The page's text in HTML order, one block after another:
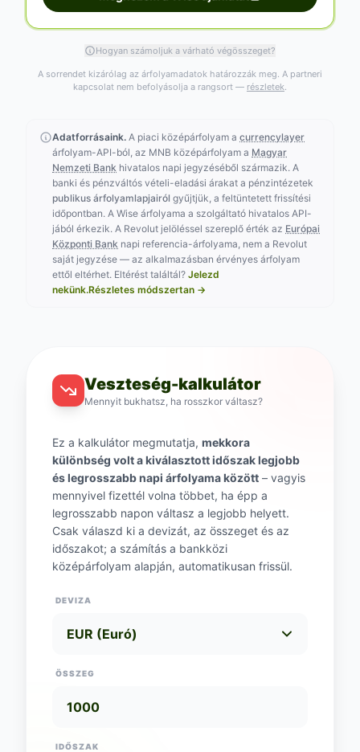
Hogyan számoljuk a várható végösszeget?
A sorrendet kizárólag az árfolyamadatok határozzák meg. A partneri
kapcsolat nem befolyásolja a rangsort — részletek.
Adatforrásaink. A piaci középárfolyam a currencylayer
árfolyam-API-ból, az MNB középárfolyam a Magyar
Nemzeti Bank hivatalos napi jegyzéséből származik. A
banki és pénzváltós vételi-eladási árakat a pénzintézetek
publikus árfolyamlapjairól gyűjtjük, a feltüntetett frissítési
időpontban. A Wise árfolyama a szolgáltató hivatalos API-
jából érkezik. A Revolut jelöléssel szereplő érték az Európai
Központi Bank napi referencia-árfolyama, nem a Revolut
saját jegyzése — az alkalmazásban érvényes árfolyam
ettől eltérhet. Eltérést találtál? Jelezd
nekünk.Részletes módszertan →
Veszteség-kalkulátor
Mennyit bukhatsz, ha rosszkor váltasz?
Ez a kalkulátor megmutatja, mekkora
különbség volt a kiválasztott időszak legjobb
és legrosszabb napi árfolyama között – vagyis
mennyivel fizettél volna többet, ha épp a
legrosszabb napon váltasz a legjobb helyett.
Csak válaszd ki a devizát, az összeget és az
időszakot; a számítás a bankközi
középárfolyam alapján, automatikusan frissül.
DEVIZA
ÖSSZEG
IDŐSZAK